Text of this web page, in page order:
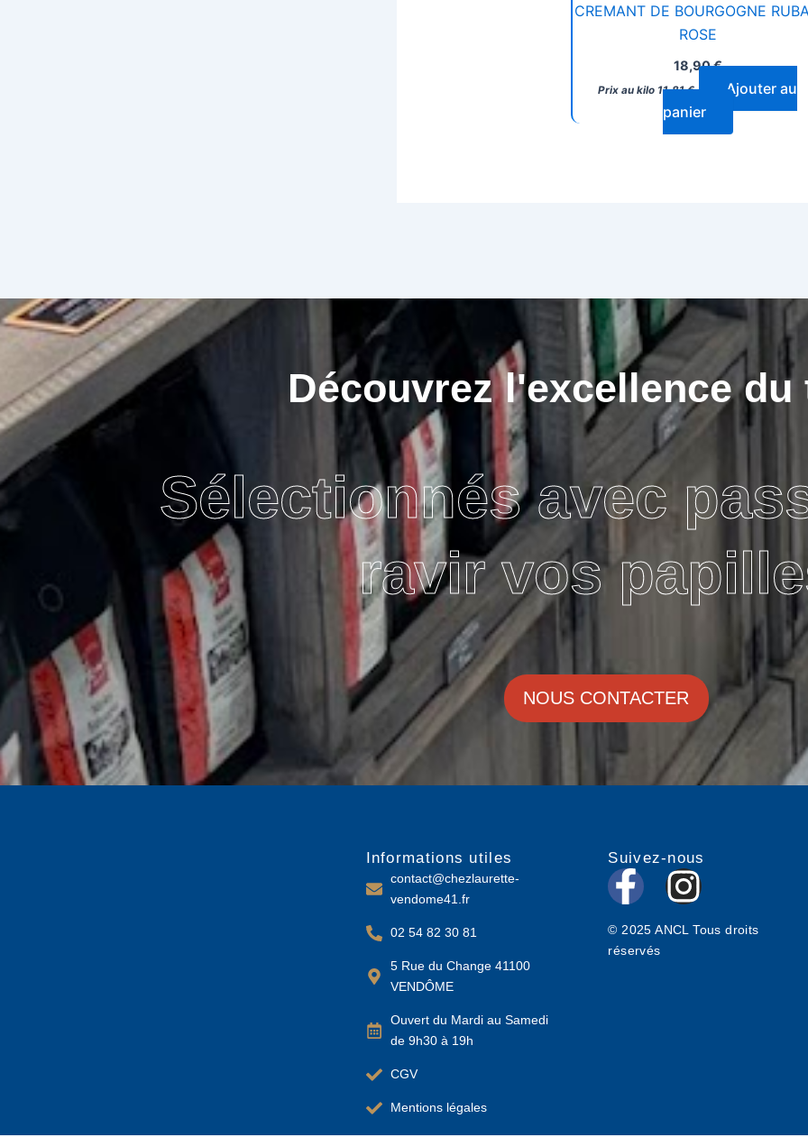
CREMANT DE BOURGOGNE
ROSE
18,90€
Prix au kilo 11,81€
Ajouter au
panier
Découvrez l'excellence
Sélectionnés avec
ravir vos
NOUS CONTACTER
Informations utiles
contact@chezlaurette-
vendome41.fr
02 54 82 30 81
5 Rue du Change 41100
VENDÔME
Ouvert du Mardi au Samedi
de 9h30 à 19h
CGV
Mentions légales
Suivez-nous
F
a
c
I
n
© 2025 ANCL Tous droits
réservés